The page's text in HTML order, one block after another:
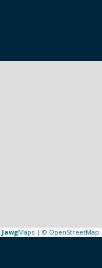
JawgMaps | © OpenStreetMap